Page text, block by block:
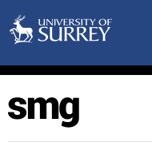
внутренний
внутрь